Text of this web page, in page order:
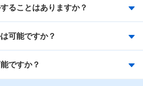
ることはありますか？
可能ですか？
ですか？